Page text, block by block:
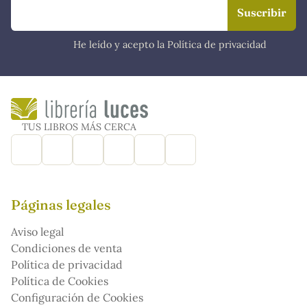
He leído y acepto la Política de privacidad
TUS LIBROS MÁS CERCA
Páginas legales
Aviso legal
Condiciones de venta
Política de privacidad
Política de Cookies
Configuración de Cookies